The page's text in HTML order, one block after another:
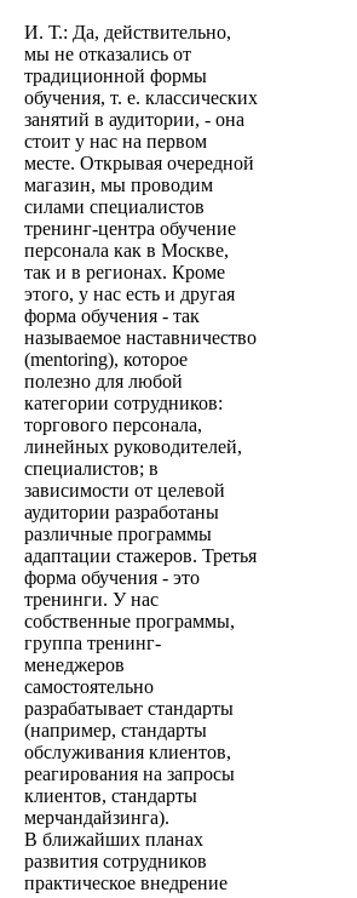
И. Т.: Да, действительно,
мы не отказались от
традиционной формы
обучения, т. е. классических
занятий в аудитории, - она
стоит у нас на первом
месте. Открывая очередной
магазин, мы проводим
силами специалистов
тренинг-центра обучение
персонала как в Москве,
так и в регионах. Кроме
этого, у нас есть и другая
форма обучения - так
называемое наставничество
(mentoring), которое
полезно для любой
категории сотрудников:
торгового персонала,
линейных руководителей,
специалистов; в
зависимости от целевой
аудитории разработаны
различные программы
адаптации стажеров. Третья
форма обучения - это
тренинги. У нас
собственные программы,
группа тренинг-
менеджеров
самостоятельно
разрабатывает стандарты
(например, стандарты
обслуживания клиентов,
реагирования на запросы
клиентов, стандарты
мерчандайзинга).
В ближайших планах
развития сотрудников
практическое внедрение